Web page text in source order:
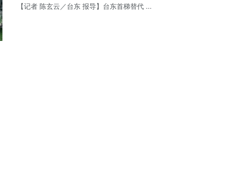
【记者 陈玄云／台东 报导】台东首梯替代 ...